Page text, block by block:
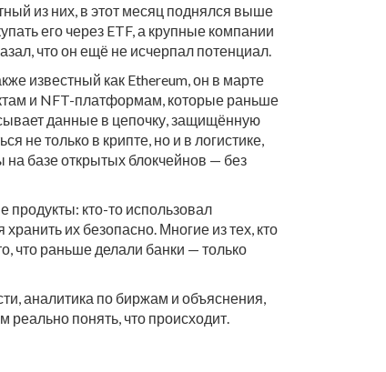
из них, в этот месяц поднялся выше
его через ETF, а крупные компании
что он ещё не исчерпал потенциал.
известный как Ethereum, он в марте
и NFT-платформам, которые раньше
данные в цепочку, защищённую
не только в крипте, но и в логистике,
на базе открытых блокчейнов — без
кто-то использовал
их безопасно. Многие из тех, кто
что раньше делали банки — только
аналитика по биржам и объяснения,
реально понять, что происходит.